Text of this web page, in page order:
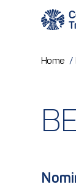
Home /